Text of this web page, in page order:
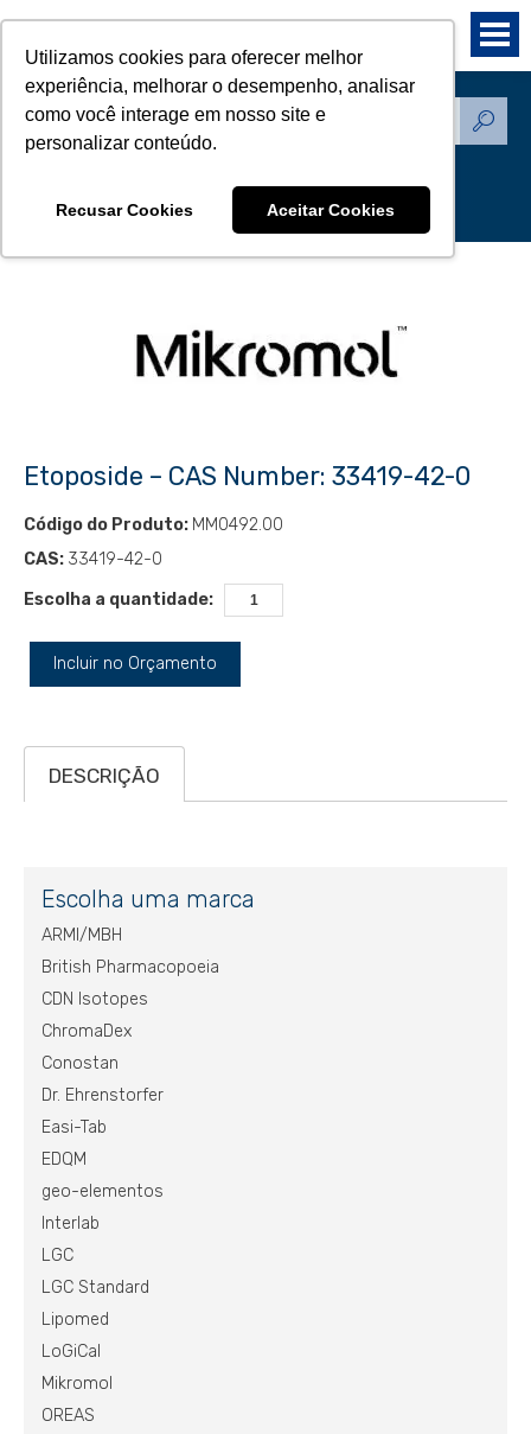
Utilizamos cookies para oferecer melhor
experiência, melhorar o desempenho, analisar
como você interage em nosso site e
personalizar conteúdo.
Recusar Cookies Aceitar Cookies
Produtos - Padrões de
Etoposide – CAS Number: 33419-42-0
Código do Produto: MM0492.00
CAS: 33419-42-0
Escolha a quantidade:
Incluir no Orçamento
DESCRIÇÃO
Escolha uma marca
ARMI/MBH
British Pharmacopoeia
CDN Isotopes
ChromaDex
Conostan
Dr. Ehrenstorfer
Easi-Tab
EDQM
geo-elementos
Interlab
LGC
LGC Standard
Lipomed
LoGiCal
Mikromol
OREAS